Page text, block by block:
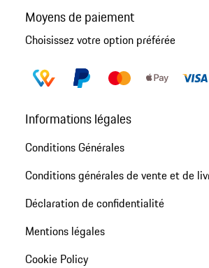
Moyens de paiement
Choisissez votre option préférée
Informations légales
Conditions Générales
Conditions générales de vente et de
Déclaration de confidentialité
Mentions légales
Cookie Policy